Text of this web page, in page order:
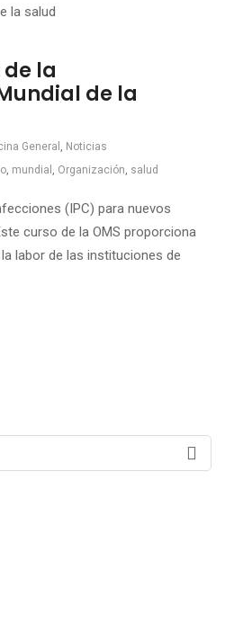
la
de la
General , Noticias
, mundial , Organización, salud
(IPC) para nuevos
curso de la OMS proporciona
labor de las instituciones de